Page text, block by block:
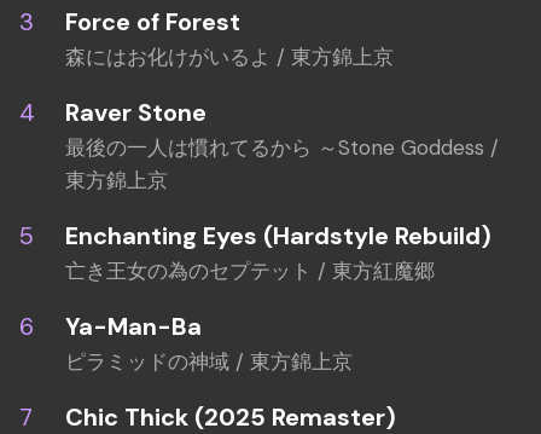
Force of Forest
森にはお化けがいるよ / 東方錦上京
Raver Stone
最後の一人は慣れてるから ～Stone Goddess /
東方錦上京
Enchanting Eyes (Hardstyle Rebuild)
亡き王女の為のセプテット / 東方紅魔郷
Ya-Man-Ba
ピラミッドの神域 / 東方錦上京
Chic Thick (2025 Remaster)